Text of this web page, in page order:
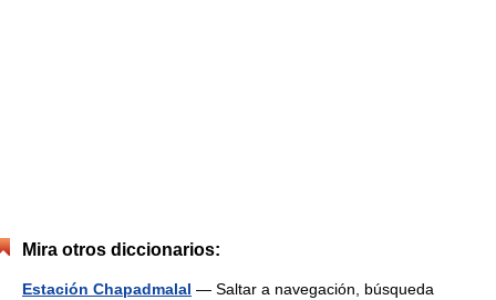
Mira otros diccionarios:
Estación Chapadmalal — Saltar a navegación, búsqueda